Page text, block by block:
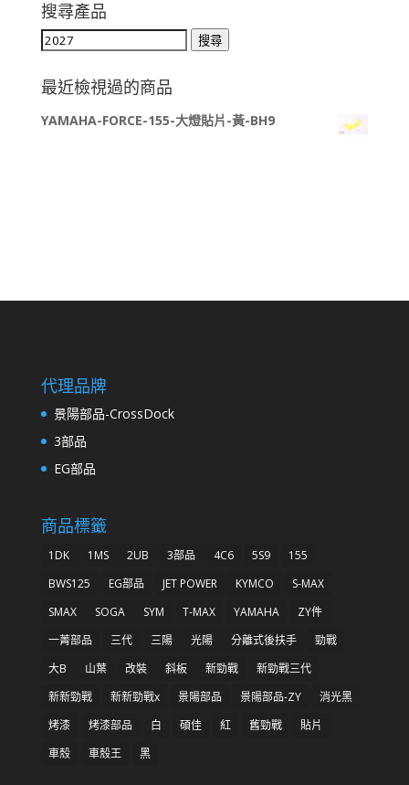
搜尋產品
搜
關
字:
搜尋
最近檢視過的商品
YAMAHA-FORCE-155-大燈貼片-黃-BH9
代理品牌
景陽部品-CrossDock
3部品
EG部品
商品標籤
1DK 1MS 2UB 3部品 4C6 5S9
155
BWS125
EG部品 JET POWER KYMCO
S-MAX
SMAX
SOGA SYM T-MAX YAMAHA
ZY件
一菁部品
三代 三陽 光陽 分離式後扶手
勁戰
大B
山葉 改裝 斜板 新勁戰
新勁戰三代
新新勁戰
新新勁戰x 景陽部品 景陽部品-ZY
消光黑
烤漆
烤漆部品 白 碩佳 紅 舊勁戰
貼片
車殼
車殼王 黑